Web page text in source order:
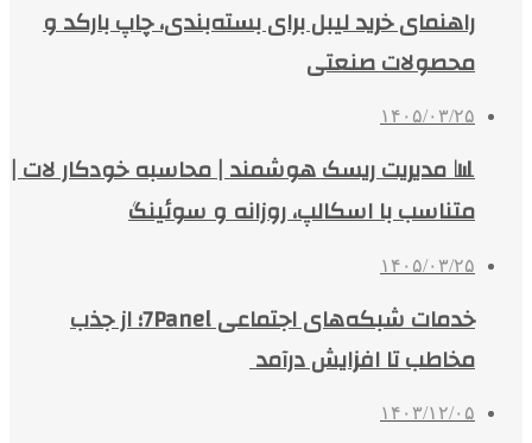
راهنمای خرید لیبل برای بسته‌بندی، چاپ بارکد و
محصولات صنعتی
۱۴۰۵/۰۳/۲۵
📊 مدیریت ریسک هوشمند | محاسبه خودکار لات |
متناسب با اسکالپ، روزانه و سوئینگ
۱۴۰۵/۰۳/۲۵
خدمات شبکه‌های اجتماعی 7Panel؛ از جذب
مخاطب تا افزایش درآمد
۱۴۰۳/۱۲/۰۵